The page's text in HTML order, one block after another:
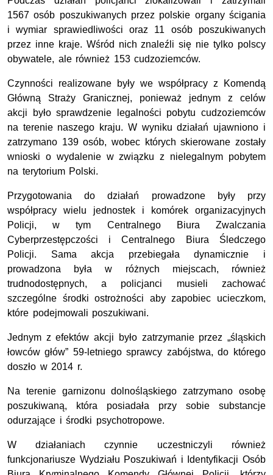
1567 osób poszukiwanych przez polskie organy ścigania
i wymiar sprawiedliwości oraz 11 osób poszukiwanych
przez inne kraje. Wśród nich znaleźli się nie tylko polscy
obywatele, ale również 153 cudzoziemców.
Czynności realizowane były we współpracy z Komendą
Główną Straży Granicznej, ponieważ jednym z celów
akcji było sprawdzenie legalności pobytu cudzoziemców
na terenie naszego kraju. W wyniku działań ujawniono i
zatrzymano 139 osób, wobec których skierowane zostały
wnioski o wydalenie w związku z nielegalnym pobytem
na terytorium Polski.
Przygotowania do działań prowadzone były przy
współpracy wielu jednostek i komórek organizacyjnych
Policji, w tym Centralnego Biura Zwalczania
Cyberprzestępczości i Centralnego Biura Śledczego
Policji. Sama akcja przebiegała dynamicznie i
prowadzona była w różnych miejscach, również
trudnodostępnych, a policjanci musieli zachować
szczególne środki ostrożności aby zapobiec ucieczkom,
które podejmowali poszukiwani.
Jednym z efektów akcji było zatrzymanie przez „śląskich
łowców głów” 59-letniego sprawcy zabójstwa, do którego
doszło w 2014 r.
Na terenie garnizonu dolnośląskiego zatrzymano osobę
poszukiwaną, która posiadała przy sobie substancje
odurzające i środki psychotropowe.
W działaniach czynnie uczestniczyli również
funkcjonariusze Wydziału Poszukiwań i Identyfikacji Osób